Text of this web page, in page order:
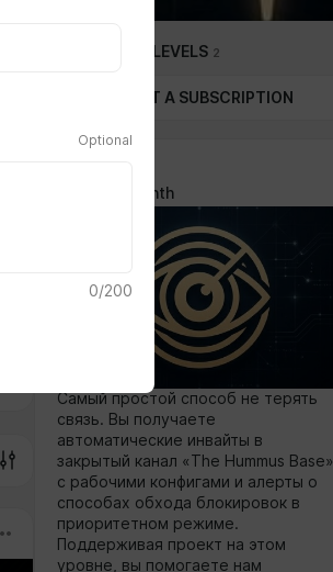
SUBSCRIPTION LEVELS 2
GIFT A SUBSCRIPTION
$3.8 per month
Самый простой способ не терять
связь. Вы получаете
автоматические инвайты в
закрытый канал «The Hummus Base»
с рабочими конфигами и алерты о
способах обхода блокировок в
приоритетном режиме.
Поддерживая проект на этом
уровне, вы помогаете нам
Optional
0/200